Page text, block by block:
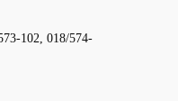
102, 018/574-